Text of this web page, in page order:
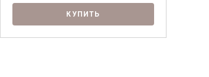
КУПИТЬ